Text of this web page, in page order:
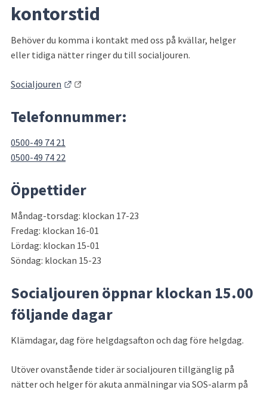
kontorstid
Behöver du komma i kontakt med oss på kvällar, helger
eller tidiga nätter ringer du till socialjouren.
Socialjouren Länk till annan webbplats.
Telefonnummer:
0500-49 74 21
0500-49 74 22
Öppettider
Måndag-torsdag: klockan 17-23
Fredag: klockan 16-01
Lördag: klockan 15-01
Söndag: klockan 15-23
Socialjouren öppnar klockan 15.00
följande dagar
Klämdagar, dag före helgdagsafton och dag före helgdag.
Utöver ovanstående tider är socialjouren tillgänglig på
nätter och helger för akuta anmälningar via SOS-alarm på